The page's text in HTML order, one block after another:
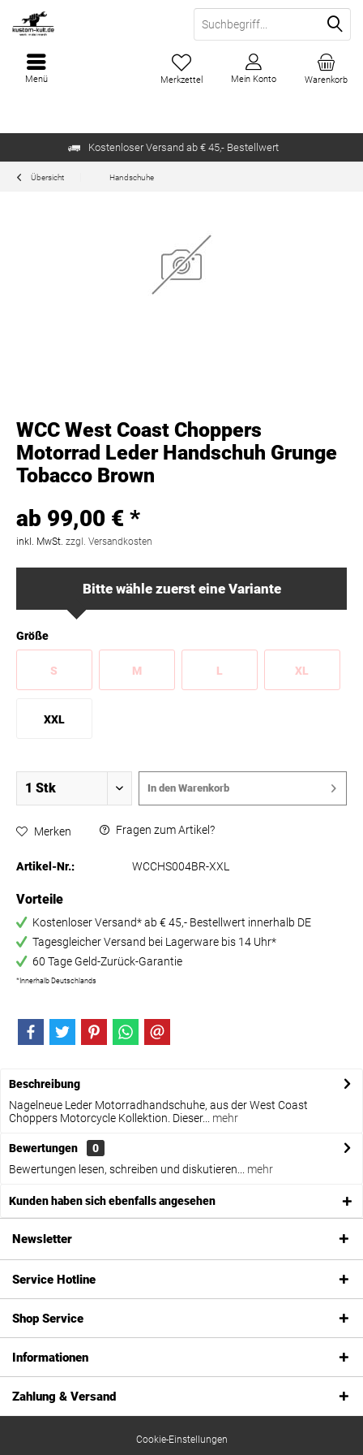
Kostenloser Versand ab € 45,- Bestellwert
Warenkorb
Merkzettel Mein Konto
Menü
Übersicht Handschuhe
WCC West Coast Choppers
Motorrad Leder Handschuh Grunge
Tobacco Brown
ab 99,00 € *
inkl. MwSt. zzgl. Versandkosten
Bitte wähle zuerst eine Variante
Größe
S M L XL
XXL
In den Warenkorb
Merken Fragen zum Artikel?
Artikel-Nr.: WCCHS004BR-XXL
Vorteile
Kostenloser Versand* ab € 45,- Bestellwert innerhalb DE
Tagesgleicher Versand bei Lagerware bis 14 Uhr*
60 Tage Geld-Zurück-Garantie
*Innerhalb Deutschlands
Beschreibung
Nagelneue Leder Motorradhandschuhe, aus der West Coast
Choppers Motorcycle Kollektion. Dieser...
mehr
Bewertungen
0
Bewertungen lesen, schreiben und diskutieren...
mehr
Kunden haben sich ebenfalls angesehen
Newsletter
Service Hotline
Shop Service
Informationen
Zahlung & Versand
Cookie-Einstellungen